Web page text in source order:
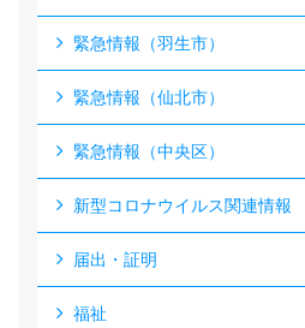
緊急情報（羽生市）
緊急情報（仙北市）
緊急情報（中央区）
新型コロナウイルス関連情報
届出・証明
福祉